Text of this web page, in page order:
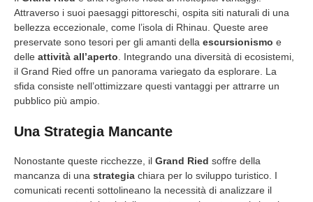
Attraverso i suoi paesaggi pittoreschi, ospita siti naturali di una
bellezza eccezionale, come l’isola di Rhinau. Queste aree
preservate sono tesori per gli amanti della escursionismo e
delle attività all’aperto. Integrando una diversità di ecosistemi,
il Grand Ried offre un panorama variegato da esplorare. La
sfida consiste nell’ottimizzare questi vantaggi per attrarre un
pubblico più ampio.
Una Strategia Mancante
Nonostante queste ricchezze, il Grand Ried soffre della
mancanza di una strategia chiara per lo sviluppo turistico. I
comunicati recenti sottolineano la necessità di analizzare il